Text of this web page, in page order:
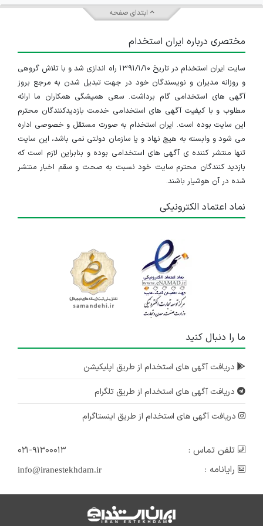
ابتدای صفحه
مختصری درباره ایران استخدام
سایت ایران استخدام در تاریخ ۱۳۹۱/۱/۱۰ راه اندازی شد و با تلاش گروهی
و روزانه مدیران و نویسندگان خود در جهت تبدیل شدن به مرجع بروز
آگهی های استخدامی گام برداشت. سعی همیشگی همکاران ما ارائه
مطلوب و با کیفیت آگهی های استخدامی خدمت بازدیدکنندگان محترم
این سایت بوده است. ایران استخدام به صورت مستقل و خصوصی اداره
می شود و وابسته به هیچ نهاد و یا سازمان دولتی نمی باشد، این سایت
تنها منتشر کننده ی آگهی های استخدامی بوده و بنابراین لازم است که
بازدید کنندگان محترم سایت خود نسبت به صحت و سقم اخبار منتشر
شده در آن هوشیار باشند.
نماد اعتماد الکترونیکی
ما را دنبال کنید
دریافت آگهی های استخدام از طریق اپلیکیشن
دریافت آگهی های استخدام از طریق تلگرام
دریافت آگهی های استخدام از طریق اینستاگرام
تلفن تماس :
۰۲۱-۹۱۳۰۰۰۱۳
رایانامه :
info@iranestekhdam.ir